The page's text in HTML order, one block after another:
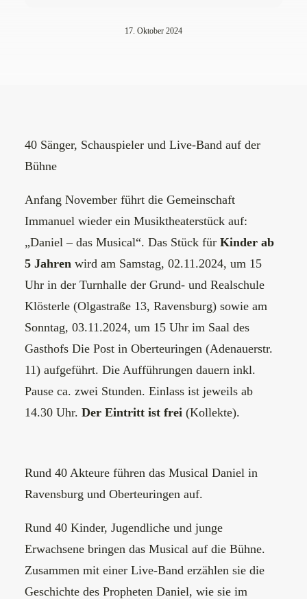
17. Oktober 2024
40 Sänger, Schauspieler und Live-Band auf der
Bühne
Anfang November führt die Gemeinschaft
Immanuel wieder ein Musiktheaterstück auf:
„Daniel – das Musical“. Das Stück für Kinder ab
5 Jahren wird am Samstag, 02.11.2024, um 15
Uhr in der Turnhalle der Grund- und Realschule
Klösterle (Olgastraße 13, Ravensburg) sowie am
Sonntag, 03.11.2024, um 15 Uhr im Saal des
Gasthofs Die Post in Oberteuringen (Adenauerstr.
11) aufgeführt. Die Aufführungen dauern inkl.
Pause ca. zwei Stunden. Einlass ist jeweils ab
14.30 Uhr. Der Eintritt ist frei (Kollekte).
Rund 40 Akteure führen das Musical Daniel in
Ravensburg und Oberteuringen auf.
Rund 40 Kinder, Jugendliche und junge
Erwachsene bringen das Musical auf die Bühne.
Zusammen mit einer Live-Band erzählen sie die
Geschichte des Propheten Daniel, wie sie im